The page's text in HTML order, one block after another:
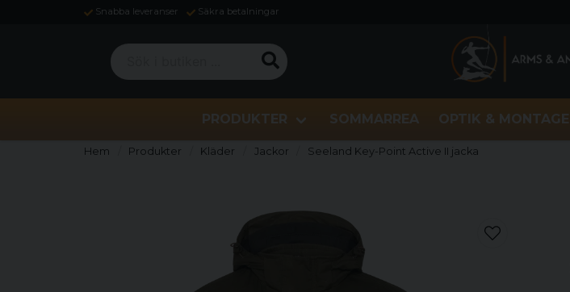
Snabba leveranser Säkra betalningar
Sök i butiken ...
PRODUKTER SOMMARREA OPTIK & MONTAGE
Hem Produkter Kläder Jackor Seeland Key-Point Active II jacka